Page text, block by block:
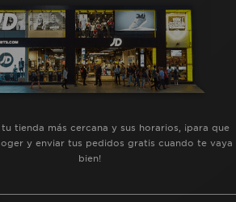
tienda más cercana y sus horarios, ¡para que
y enviar tus pedidos gratis cuando te vaya
bien!